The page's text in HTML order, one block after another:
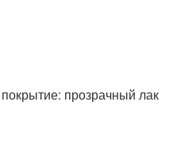
прозрачный лак